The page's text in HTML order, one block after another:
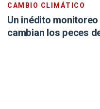
CAMBIO CLIMÁTICO
Un inédito
cambian los peces